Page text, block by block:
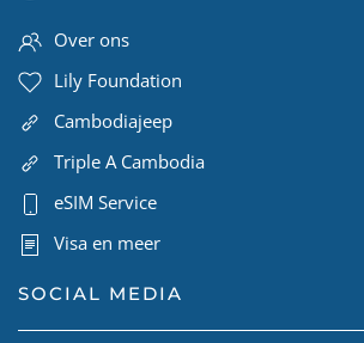
Over ons
Lily Foundation
Cambodiajeep
Triple A Cambodia
eSIM Service
Visa en meer
SOCIAL MEDIA